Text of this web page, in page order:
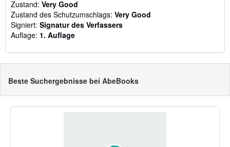
Zustand: Very Good
Zustand des Schutzumschlags: Very Good
Signiert: Signatur des Verfassers
Auflage: 1. Auflage
Beste Suchergebnisse bei AbeBooks